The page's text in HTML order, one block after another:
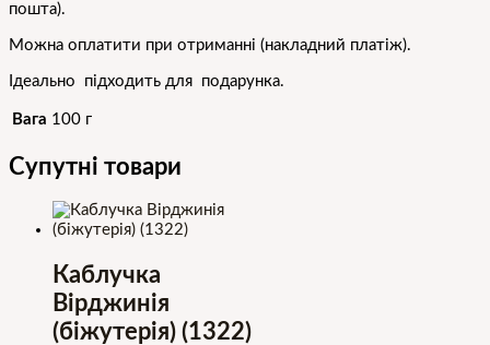
пошта).
Можна оплатити при отриманні (накладний платіж).
Ідеально підходить для подарунка.
Вага 100 г
Супутні товари
Каблучка
Вірджинія
(біжутерія) (1322)